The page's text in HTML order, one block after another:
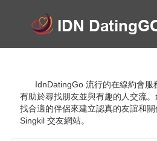
IdnDatingGo 流行的在線約會
有助於尋找朋友並與有趣的人交流
找合適的伴侶來建立認真的友誼和
Singkil 交友網站。